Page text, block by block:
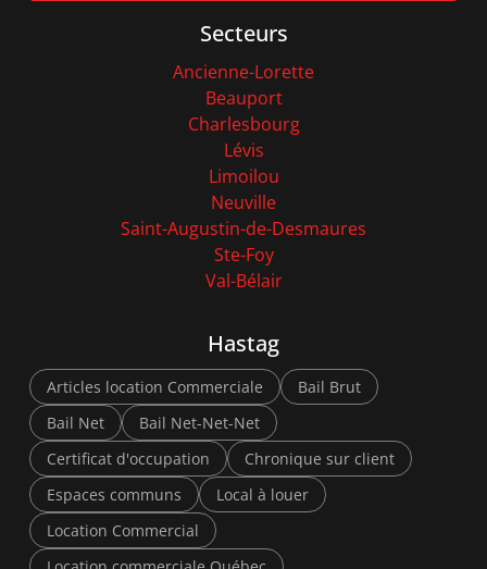
Secteurs
Ancienne-Lorette
Beauport
Charlesbourg
Lévis
Limoilou
Neuville
Saint-Augustin-de-Desmaures
Ste-Foy
Val-Bélair
Hastag
Articles location Commerciale
Bail Brut
Bail Net
Bail Net-Net-Net
Certificat d'occupation
Chronique sur client
Espaces communs
Local à louer
Location Commercial